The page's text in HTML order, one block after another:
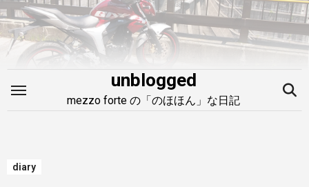
内
容
を
unblogged
mezzo forte の「のほほん」な日記
diary